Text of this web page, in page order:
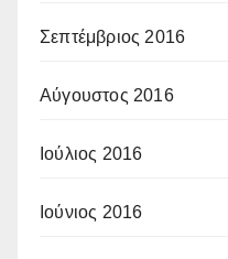
Σεπτέμβριος 2016
Αύγουστος 2016
Ιούλιος 2016
Ιούνιος 2016